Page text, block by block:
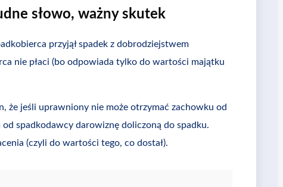
słowo, ważny skutek
przyjął spadek z dobrodziejstwem
nie płaci (bo odpowiada tylko do wartości majątku
że jeśli uprawniony nie może otrzymać zachowku od
spadkodawcy darowiznę doliczoną do spadku.
(czyli do wartości tego, co dostał).